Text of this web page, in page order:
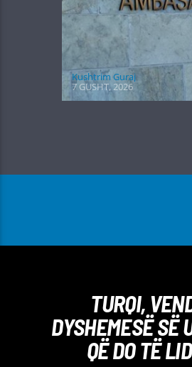
Kushtrim Guraj
7 GUSHT, 2026
TURQI,
DYSHEMESË SË
QË DO TË